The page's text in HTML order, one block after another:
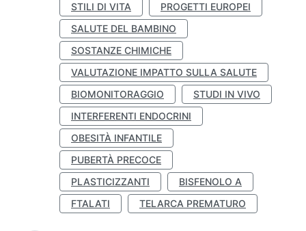
STILI DI VITA
PROGETTI EUROPEI
SALUTE DEL BAMBINO
SOSTANZE CHIMICHE
VALUTAZIONE IMPATTO SULLA SALUTE
BIOMONITORAGGIO
STUDI IN VIVO
INTERFERENTI ENDOCRINI
OBESITÀ INFANTILE
PUBERTÀ PRECOCE
PLASTICIZZANTI
BISFENOLO A
FTALATI
TELARCA PREMATURO